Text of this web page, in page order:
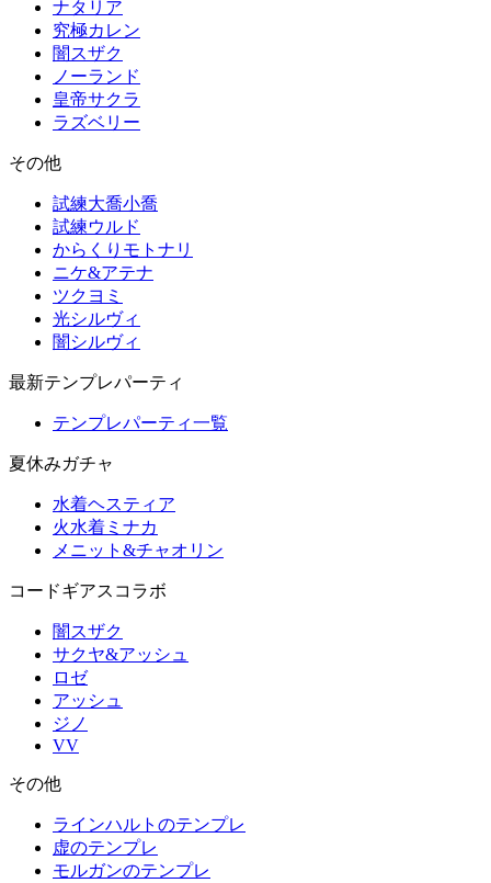
ナタリア
究極カレン
闇スザク
ノーランド
皇帝サクラ
ラズベリー
その他
試練大喬小喬
試練ウルド
からくりモトナリ
ニケ&アテナ
ツクヨミ
光シルヴィ
闇シルヴィ
最新テンプレパーティ
テンプレパーティ一覧
夏休みガチャ
水着ヘスティア
火水着ミナカ
メニット&チャオリン
コードギアスコラボ
闇スザク
サクヤ&アッシュ
ロゼ
アッシュ
ジノ
VV
その他
ラインハルトのテンプレ
虚のテンプレ
モルガンのテンプレ